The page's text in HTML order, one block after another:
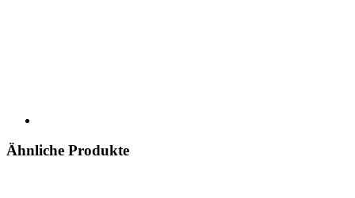
Ähnliche Produkte